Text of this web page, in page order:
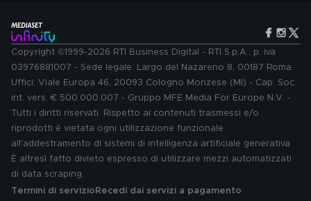
Copyright ©1999-2026 RTI Business Digital - RTI S.p.A.: p. iva
03976881007 - Sede legale: Largo del Nazareno 8, 00187 Roma.
Uffici: Viale Europa 46, 20093 Cologno Monzese (MI) - Cap. Soc.
int. vers. € 500.000.007 - Gruppo MFE Media For Europe N.V. -
Tutti i diritti riservati. Rispetto ai contenuti trasmessi e/o
riprodotti è vietata ogni utilizzazione funzionale
all'addestramento di sistemi di intelligenza artificiale generativa.
È altresì fatto divieto espresso di utilizzare mezzi automatizzati
di data scraping.
Termini di servizio Recedi dai servizi a pagamento